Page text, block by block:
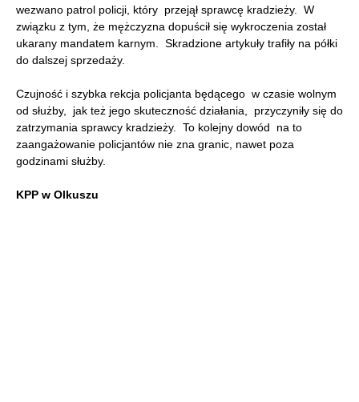
wezwano patrol policji, który przejął sprawcę kradzieży. W
związku z tym, że mężczyzna dopuścił się wykroczenia został
ukarany mandatem karnym. Skradzione artykuły trafiły na półki
do dalszej sprzedaży.
Czujność i szybka rekcja policjanta będącego w czasie wolnym
od służby, jak też jego skuteczność działania, przyczyniły się do
zatrzymania sprawcy kradzieży. To kolejny dowód na to
zaangażowanie policjantów nie zna granic, nawet poza
godzinami służby.
KPP w Olkuszu